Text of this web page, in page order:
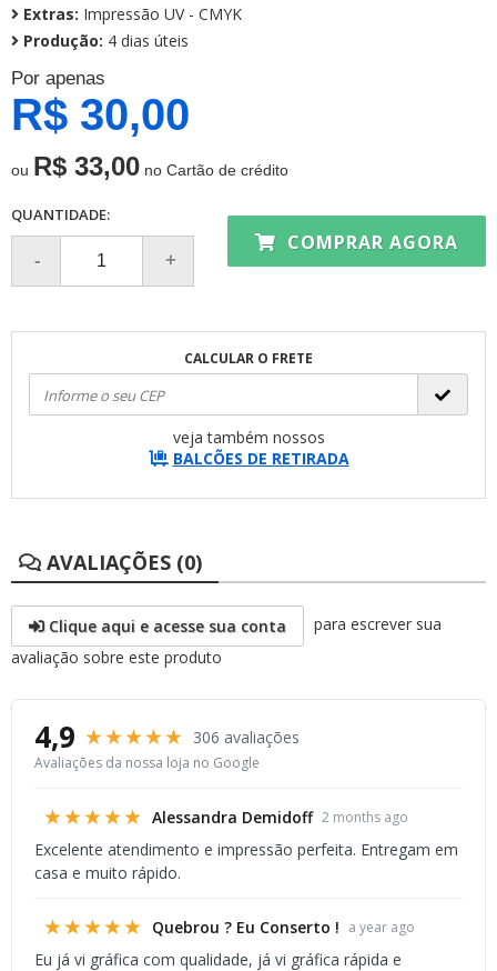
Extras: Impressão UV - CMYK
Produção: 4 dias úteis
Por apenas
R$ 30,00
ou R$ 33,00 no Cartão de crédito
QUANTIDADE:
COMPRAR AGORA
CALCULAR O FRETE
veja também nossos
BALCÕES DE RETIRADA
AVALIAÇÕES (0)
Clique aqui e acesse sua conta
para escrever sua
avaliação sobre este produto
4,9 ★★★★★ 306 avaliações
Avaliações da nossa loja no Google
★★★★★ Alessandra Demidoff 2 months ago
Excelente atendimento e impressão perfeita. Entregam em
casa e muito rápido.
★★★★★ Quebrou ? Eu Conserto ! a year ago
Eu já vi gráfica com qualidade, já vi gráfica rápida e